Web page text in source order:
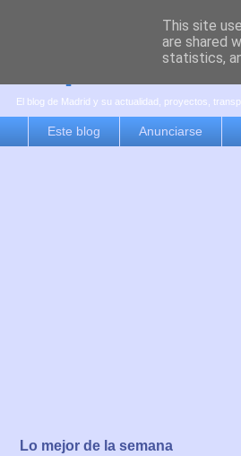
es por
El blog de Madrid y su actualidad, proyectos,
Este blog Anunciarse
Lo mejor de la semana
This site
are shared
statistics,